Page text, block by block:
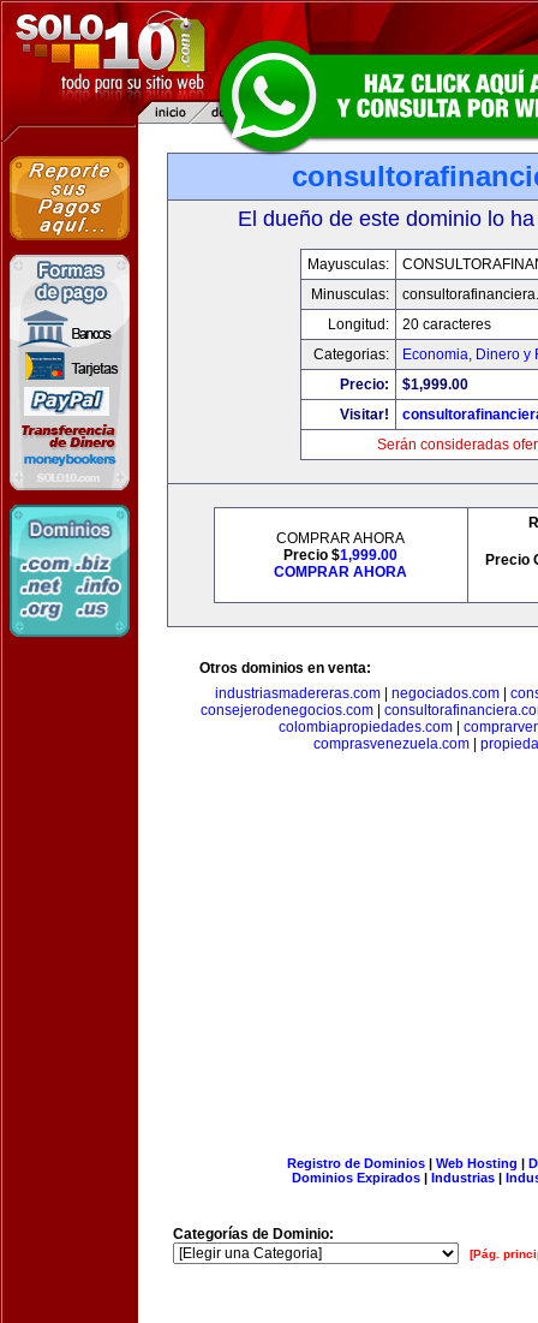
El dueño de este dominio lo
Mayusculas:
Minusculas:
Longitud:
20 caracteres
Categorias:
Economia, Dinero y
Precio:
$1,999.00
Visitar!
Serán consideradas
COMPRAR AHORA
Precio $1,999.00
COMPRAR AHORA
Precio
Otros dominios en venta:
industriasmadereras.com
negociados.com
consejerodenegocios.com
colombiapropiedades.com|
comprasvenezuela.com|
Registro de Dominios| Web Hosting |
Dominios Expirados | Industrias |
Categorías de Dominio:
[Pág.